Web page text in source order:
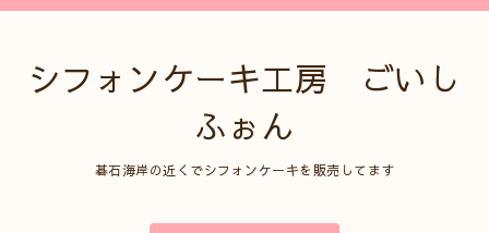
シフォンケーキ工房 ごいし
ふぉん
碁石海岸の近くでシフォンケーキを販売してます